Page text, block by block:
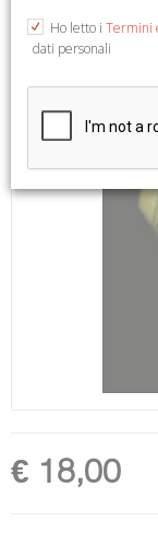
€ 18,00
Ho letto i Termini
dati personali